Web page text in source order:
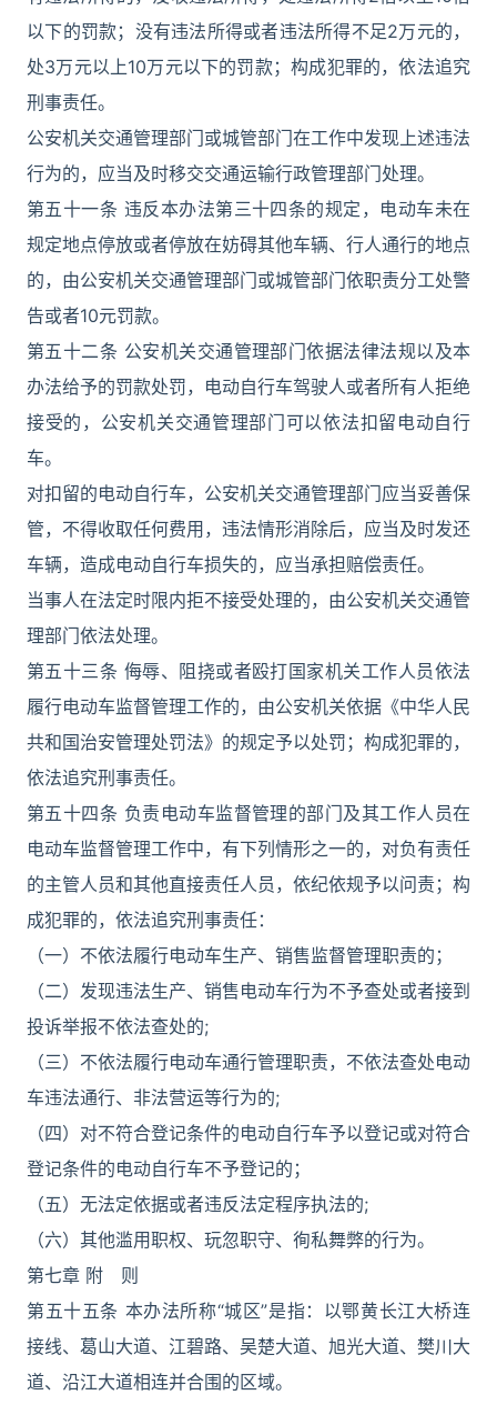
以下的罚款；没有违法所得或者违法所得不足2万元的，
处3万元以上10万元以下的罚款；构成犯罪的，依法追究
刑事责任。
公安机关交通管理部门或城管部门在工作中发现上述违法
行为的，应当及时移交交通运输行政管理部门处理。
第五十一条 违反本办法第三十四条的规定，电动车未在
规定地点停放或者停放在妨碍其他车辆、行人通行的地点
的，由公安机关交通管理部门或城管部门依职责分工处警
告或者10元罚款。
第五十二条 公安机关交通管理部门依据法律法规以及本
办法给予的罚款处罚，电动自行车驾驶人或者所有人拒绝
接受的，公安机关交通管理部门可以依法扣留电动自行
车。
对扣留的电动自行车，公安机关交通管理部门应当妥善保
管，不得收取任何费用，违法情形消除后，应当及时发还
车辆，造成电动自行车损失的，应当承担赔偿责任。
当事人在法定时限内拒不接受处理的，由公安机关交通管
理部门依法处理。
第五十三条 侮辱、阻挠或者殴打国家机关工作人员依法
履行电动车监督管理工作的，由公安机关依据《中华人民
共和国治安管理处罚法》的规定予以处罚；构成犯罪的，
依法追究刑事责任。
第五十四条 负责电动车监督管理的部门及其工作人员在
电动车监督管理工作中，有下列情形之一的，对负有责任
的主管人员和其他直接责任人员，依纪依规予以问责；构
成犯罪的，依法追究刑事责任：
（一）不依法履行电动车生产、销售监督管理职责的；
（二）发现违法生产、销售电动车行为不予查处或者接到
投诉举报不依法查处的;
（三）不依法履行电动车通行管理职责，不依法查处电动
车违法通行、非法营运等行为的;
（四）对不符合登记条件的电动自行车予以登记或对符合
登记条件的电动自行车不予登记的；
（五）无法定依据或者违反法定程序执法的;
（六）其他滥用职权、玩忽职守、徇私舞弊的行为。
第七章 附 则
第五十五条 本办法所称“城区”是指：以鄂黄长江大桥连
接线、葛山大道、江碧路、吴楚大道、旭光大道、樊川大
道、沿江大道相连并合围的区域。